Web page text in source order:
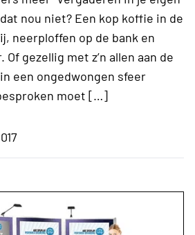
nou niet? Een kop koffie in de
neerploffen op de bank en
gezellig met z’n allen aan de
een ongedwongen sfeer
moet […]